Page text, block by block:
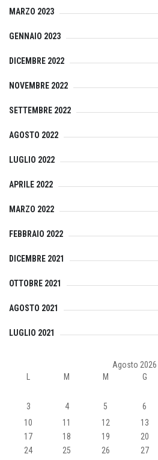
MARZO 2023
GENNAIO 2023
DICEMBRE 2022
NOVEMBRE 2022
SETTEMBRE 2022
AGOSTO 2022
LUGLIO 2022
APRILE 2022
MARZO 2022
FEBBRAIO 2022
DICEMBRE 2021
OTTOBRE 2021
AGOSTO 2021
LUGLIO 2021
Agosto 2026
M M G
3
4 5 6
10
11 12 13
17
18 19 20
24
25 26 27